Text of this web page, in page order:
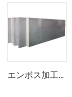
エンボス加工アルミニウムPUサンドイッチパネル